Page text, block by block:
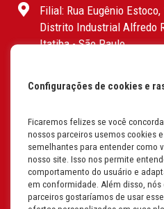
Filial: Rua Eugênio Estoco,
Distrito Industrial Alfredo
Itatiba - São Paulo
I.E: 382.096.357.1147
Filial: Av. Odila Chaves
1277
Parque industrial RM -
Therapark - Jundiaí - São
CEP: 13.213-087 | CNPJ:
Configurações de cookies e
Ficaremos felizes se você
nossos parceiros usemos cookies
semelhantes para entender como
nosso site. Isso nos permite
comportamento do usuário e
em conformidade. Além disso, nós
parceiros gostaríamos de usar